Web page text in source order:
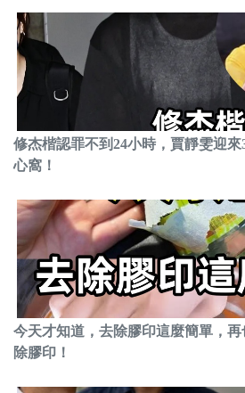
修杰楷認罪不到24小時，賈靜雯迎
心窩！
今天才知道，去除膠印這麼簡單，
除膠印！